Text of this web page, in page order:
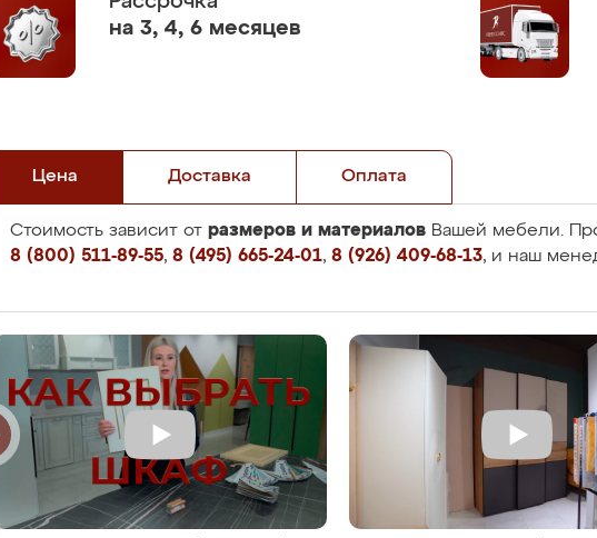
на 3, 4, 6 месяцев
Цена Доставка Оплата
Стоимость зависит от размеров и материалов Вашей мебели.
8 (800) 511-89-55, 8 (495) 665-24-01, 8 (926) 409-68-13, и наш